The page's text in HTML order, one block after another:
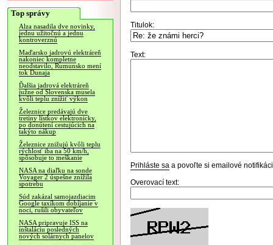
Top správy
Alza nasadila dve novinky,
jednu užitočnú a jednu
kontroverznú
Maďarsko jadrovú elektráreň
nakoniec kompletne
neodstavilo, Rumunsko mení
tok Dunaja
Ďalšia jadrová elektráreň
južne od Slovenska musela
kvôli teplu znížiť výkon
Železnice predávajú dve
tretiny lístkov elektronicky,
po donútení cestujúcich na
takýto nákup
Železnice znižujú kvôli teplu
rýchlosť iba na 50 km/h,
spôsobuje to meškanie
NASA na diaľku na sonde
Voyager 2 úspešne znížila
spotrebu
Súd zakázal samojazdiacim
Google taxíkom dobíjanie v
noci, rušili obyvateľov
NASA pripravuje ISS na
inštaláciu posledných
nových solárnych panelov
Titulok:
Text:
Prihláste sa a povoľte si emailové
Overovací text: